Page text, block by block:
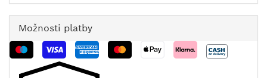
Možnosti platby